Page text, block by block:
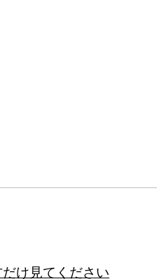
け見てください